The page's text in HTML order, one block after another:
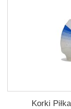
Korki